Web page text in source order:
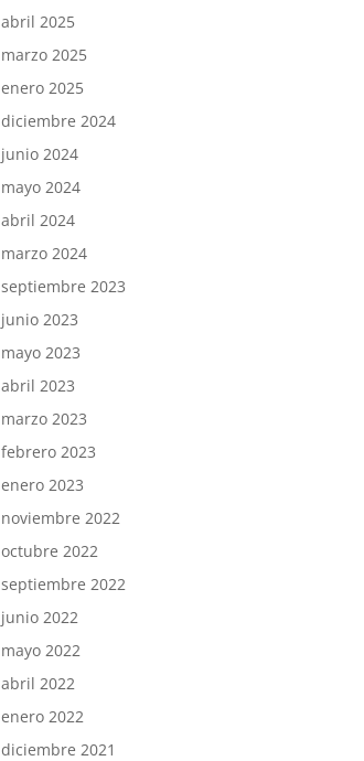
abril 2025
marzo 2025
enero 2025
diciembre 2024
junio 2024
mayo 2024
abril 2024
marzo 2024
septiembre 2023
junio 2023
mayo 2023
abril 2023
marzo 2023
febrero 2023
enero 2023
noviembre 2022
octubre 2022
septiembre 2022
junio 2022
mayo 2022
abril 2022
enero 2022
diciembre 2021